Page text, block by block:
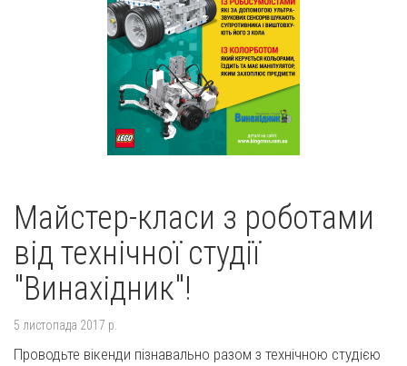
Майстер-класи з роботами
від технічної студії
"Винахідник"!
5 листопада 2017 р.
Проводьте вікенди пізнавально разом з технічною студією